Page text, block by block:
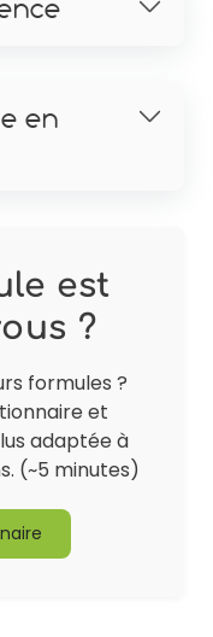
en
est
?
formules ?
et
adaptée à
(~5 minutes)